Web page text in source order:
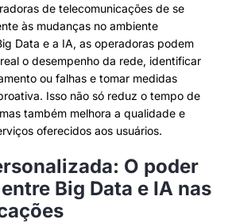
de telecomunicações de se
às mudanças no ambiente
Data e a IA, as operadoras podem
o desempenho da rede, identificar
ou falhas e tomar medidas
Isso não só reduz o tempo de
também melhora a qualidade e
oferecidos aos usuários.
O poder
Big Data e IA nas